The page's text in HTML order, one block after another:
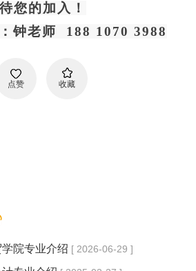
待您的加入！
钟老师  188 1070 3988
点赞 收藏
院专业介绍 [ 2026-06-29 ]